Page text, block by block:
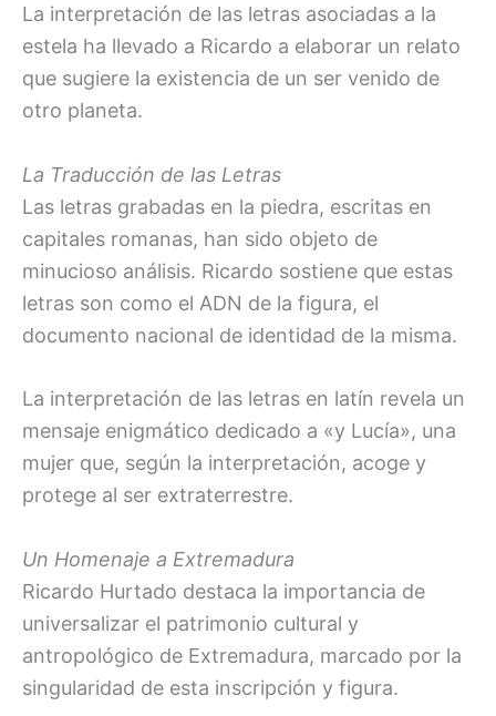
La interpretación de las letras asociadas a la
estela ha llevado a Ricardo a elaborar un relato
que sugiere la existencia de un ser venido de
otro planeta.
La Traducción de las Letras
Las letras grabadas en la piedra, escritas en
capitales romanas, han sido objeto de
minucioso análisis. Ricardo sostiene que estas
letras son como el ADN de la figura, el
documento nacional de identidad de la misma.
La interpretación de las letras en latín revela un
mensaje enigmático dedicado a «y Lucía», una
mujer que, según la interpretación, acoge y
protege al ser extraterrestre.
Un Homenaje a Extremadura
Ricardo Hurtado destaca la importancia de
universalizar el patrimonio cultural y
antropológico de Extremadura, marcado por la
singularidad de esta inscripción y figura.